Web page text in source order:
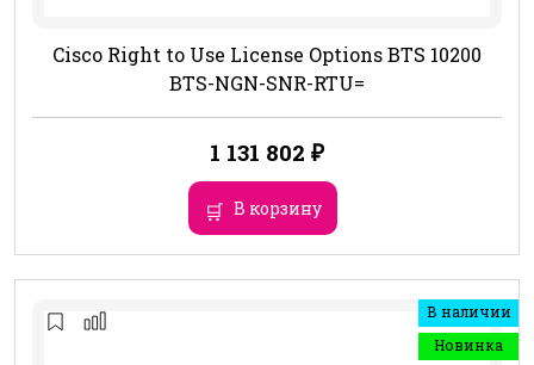
Cisco Right to Use License Options BTS 10200
BTS-NGN-SNR-RTU=
1 131 802 ₽
В корзину
В наличии
Новинка